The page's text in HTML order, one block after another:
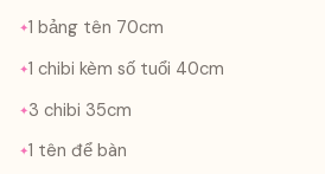
1 bảng tên 70cm
1 chibi kèm số tuổi 40cm
3 chibi 35cm
1 tên để bàn